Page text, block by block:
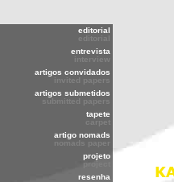
editorial
editorial
entrevista
interview
artigos convidados
invited papers
artigos submetidos
submitted papers
tapete
carpet
artigo nomads
nomads paper
projeto
project
resenha